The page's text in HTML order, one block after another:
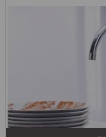
Благодаря своим
многолетнему опыту, Teka
из ведущих брендов на